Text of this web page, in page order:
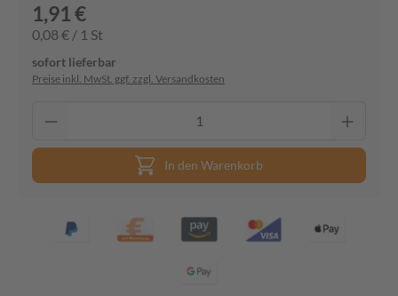
1,91 €
0,08 € / 1 St
sofort lieferbar
Preise inkl. MwSt. ggf. zzgl. Versandkosten
In den Warenkorb